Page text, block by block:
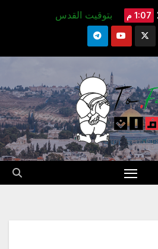
1:07 م بتوقيت القدس